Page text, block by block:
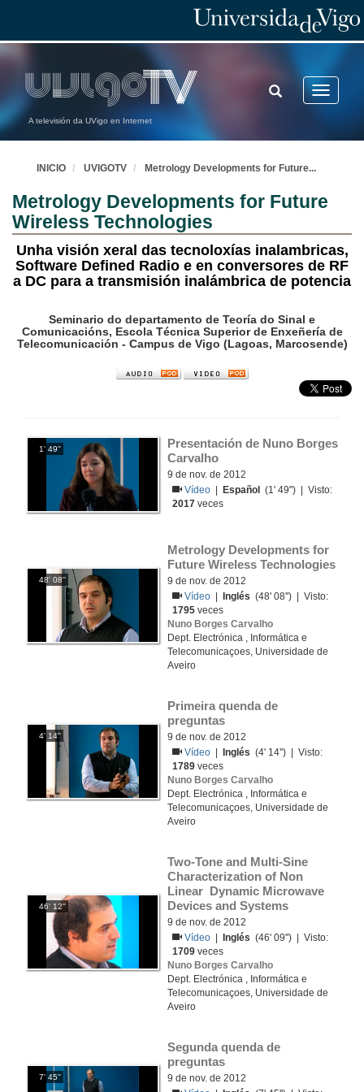
A televisión da UVigo en Internet
Toggle
TOGGLE
SEARCH
INICIO UVIGOTV Metrology Developments for Future...
Metrology Developments for Future
Wireless Technologies
Unha visión xeral das tecnoloxías inalambricas,
Software Defined Radio e en conversores de RF
a DC para a transmisión inalámbrica de potencia
Seminario do departamento de Teoría do Sinal e
Comunicacións, Escola Técnica Superior de Enxeñería de
Telecomunicación - Campus de Vigo (Lagoas, Marcosende)
1' 49''
Presentación de Nuno Borges
Carvalho
9 de nov. de 2012
Vídeo
Español
(1' 49'') | Visto:
2017 veces
48' 08''
Metrology Developments for
Future Wireless Technologies
9 de nov. de 2012
Vídeo
Inglés (48' 08'') | Visto:
1795 veces
Nuno Borges Carvalho
Dept. Electrónica , Informática e
Telecomunicaçoes, Universidade de
Aveiro
4' 14''
Primeira quenda de
preguntas
9 de nov. de 2012
Vídeo
Inglés (4' 14'') | Visto:
1789 veces
Nuno Borges Carvalho
Dept. Electrónica , Informática e
Telecomunicaçoes, Universidade de
Aveiro
46' 12''
Two-Tone and Multi-Sine
Characterization of Non
Linear  Dynamic Microwave
Devices and Systems
9 de nov. de 2012
Vídeo
Inglés (46' 09'') | Visto:
1709 veces
Nuno Borges Carvalho
Dept. Electrónica , Informática e
Telecomunicaçoes, Universidade de
Aveiro
7' 45''
Segunda quenda de
preguntas
9 de nov. de 2012